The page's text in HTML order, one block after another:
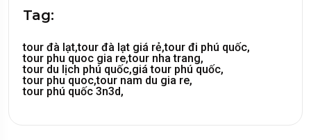
Tag:
tour đà lạt,tour đà lạt giá rẻ,tour đi phú quốc,
tour phu quoc gia re,tour nha trang,
tour du lịch phú quốc,giá tour phú quốc,
tour phu quoc,tour nam du gia re,
tour phú quốc 3n3d,